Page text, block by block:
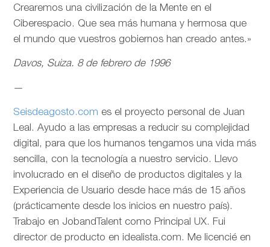
Crearemos una civilización de la Mente en el
Ciberespacio. Que sea más humana y hermosa que
el mundo que vuestros gobiernos han creado antes.»
Davos, Suiza. 8 de febrero de 1996
—
Seisdeagosto.com es el proyecto personal de Juan
Leal. Ayudo a las empresas a reducir su complejidad
digital, para que los humanos tengamos una vida más
sencilla, con la tecnología a nuestro servicio. Llevo
involucrado en el diseño de productos digitales y la
Experiencia de Usuario desde hace más de 15 años
(prácticamente desde los inicios en nuestro país).
Trabajo en JobandTalent como Principal UX. Fui
director de producto en idealista.com. Me licencié en